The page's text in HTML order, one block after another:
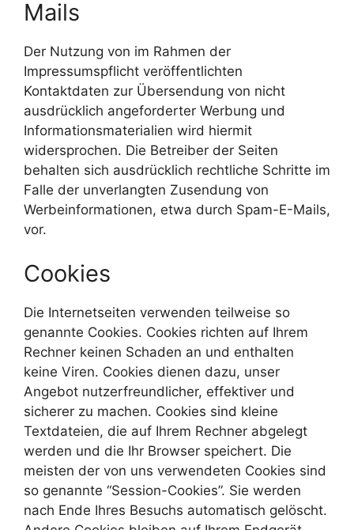
Mails
Der Nutzung von im Rahmen der
Impressumspflicht veröffentlichten
Kontaktdaten zur Übersendung von nicht
ausdrücklich angeforderter Werbung und
Informationsmaterialien wird hiermit
widersprochen. Die Betreiber der Seiten
behalten sich ausdrücklich rechtliche Schritte im
Falle der unverlangten Zusendung von
Werbeinformationen, etwa durch Spam-E-Mails,
vor.
Cookies
Die Internetseiten verwenden teilweise so
genannte Cookies. Cookies richten auf Ihrem
Rechner keinen Schaden an und enthalten
keine Viren. Cookies dienen dazu, unser
Angebot nutzerfreundlicher, effektiver und
sicherer zu machen. Cookies sind kleine
Textdateien, die auf Ihrem Rechner abgelegt
werden und die Ihr Browser speichert. Die
meisten der von uns verwendeten Cookies sind
so genannte “Session-Cookies”. Sie werden
nach Ende Ihres Besuchs automatisch gelöscht.